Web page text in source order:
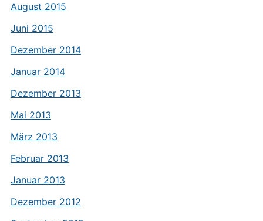
August 2015
Juni 2015
Dezember 2014
Januar 2014
Dezember 2013
Mai 2013
März 2013
Februar 2013
Januar 2013
Dezember 2012